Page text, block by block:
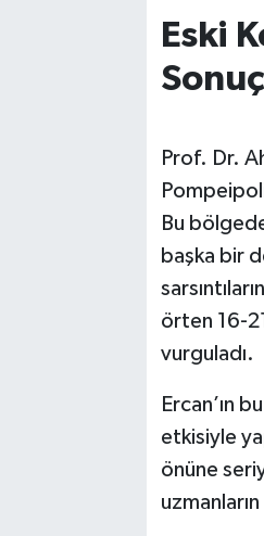
Eski
Prof. Dr.
Bu
başka bir
örten 16-
vurguladı.
Ercan’ın
etkisiyle
önüne